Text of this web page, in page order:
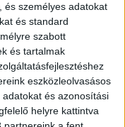
és személyes adatokat
és standard
szabott
és tartalmak
eszközleolvasásos
és azonosítási
helyre kattintva